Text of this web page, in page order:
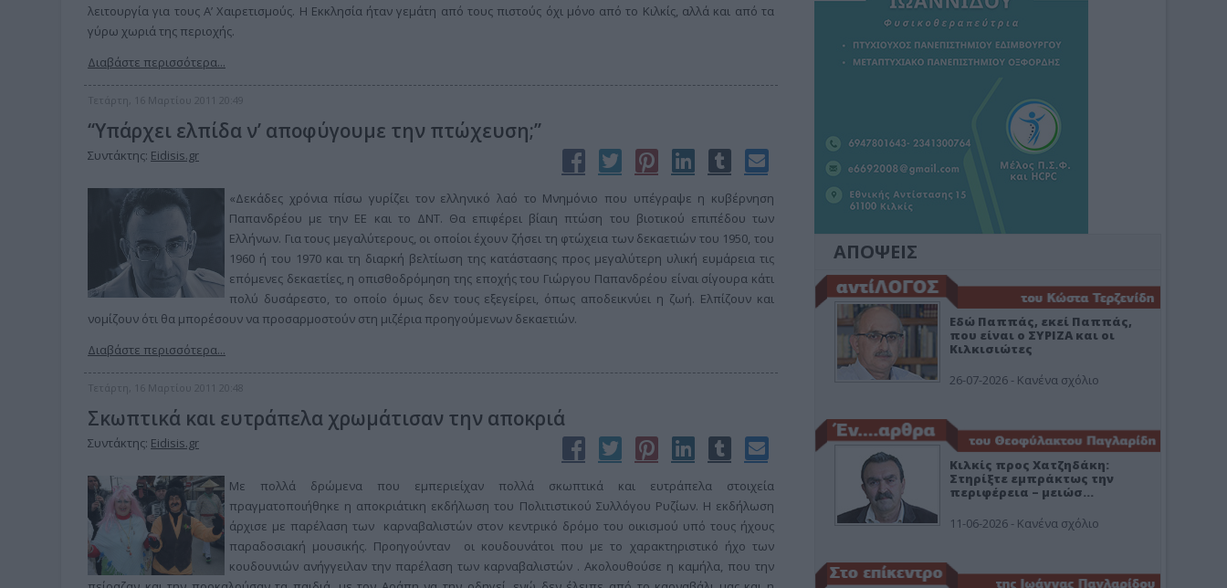
λειτουργία για τους Α’ Χαιρετισμούς. Η Εκκλησία ήταν γεμάτη από τους πιστούς όχι μόνο από το Κιλκίς, αλλά και από τα
γύρω χωριά της περιοχής.
Διαβάστε περισσότερα...
Τετάρτη, 16 Μαρτίου 2011 20:49
‘‘Υπάρχει ελπίδα ν’ αποφύγουμε την πτώχευση;’’
Συντάκτης: Eidisis.gr
«Δεκάδες χρόνια πίσω γυρίζει τον ελληνικό λαό το Μνημόνιο που υπέγραψε η κυβέρνηση
Παπανδρέου με την ΕΕ και το ΔΝΤ. Θα επιφέρει βίαιη πτώση του βιοτικού επιπέδου των
Ελλήνων. Για τους μεγαλύτερους, οι οποίοι έχουν ζήσει τη φτώχεια των δεκαετιών του 1950, του
1960 ή του 1970 και τη διαρκή βελτίωση της κατάστασης προς μεγαλύτερη υλική ευμάρεια τις
επόμενες δεκαετίες, η οπισθοδρόμηση της εποχής του Γιώργου Παπανδρέου είναι σίγουρα κάτι
πολύ δυσάρεστο, το οποίο όμως δεν τους εξεγείρει, όπως αποδεικνύει η ζωή. Ελπίζουν και
νομίζουν ότι θα μπορέσουν να προσαρμοστούν στη μιζέρια προηγούμενων δεκαετιών.
Διαβάστε περισσότερα...
Τετάρτη, 16 Μαρτίου 2011 20:48
Σκωπτικά και ευτράπελα χρωμάτισαν την αποκριά
Συντάκτης: Eidisis.gr
Με πολλά δρώμενα που εμπεριείχαν πολλά σκωπτικά και ευτράπελα στοιχεία
πραγματοποιήθηκε η αποκριάτικη εκδήλωση του Πολιτιστικού Συλλόγου Ρυζίων. Η εκδήλωση
άρχισε με παρέλαση των καρναβαλιστών στον κεντρικό δρόμο του οικισμού υπό τους ήχους
παραδοσιακή μουσικής. Προηγούνταν οι κουδουνάτοι που με το χαρακτηριστικό ήχο των
κουδουνιών ανήγγειλαν την παρέλαση των καρναβαλιστών . Ακολουθούσε η καμήλα, που την
ΑΠΟΨΕΙΣ
Εδώ Παππάς, εκεί Παππάς,
που είναι ο ΣΥΡΙΖΑ και οι
Κιλκισιώτες
26-07-2026 - Κανένα σχόλιο
Κιλκίς προς Χατζηδάκη:
Στηρίξτε εμπράκτως την
περιφέρεια – μειώσ…
11-06-2026 - Κανένα σχόλιο